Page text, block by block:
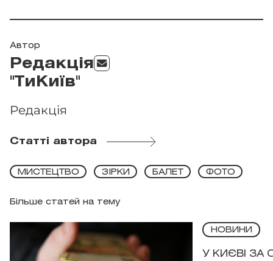
Автор
Редакція
"ТиКиїв"
Редакція
Статті автора
Більше статей на тему
МИСТЕЦТВО ЗІРКИ БАЛЕТ ФОТО
НОВИНИ
У КИЄВІ ЗА